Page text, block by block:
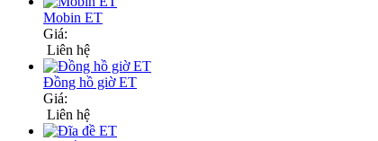
Mobin ET
Giá:
Liên hệ
Đồng hồ giờ ET
Giá:
Liên hệ